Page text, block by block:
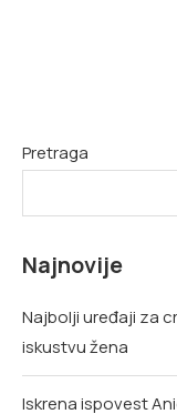
Pretraga
Najnovije
Najbolji uređaji za
iskustvu žena
Iskrena ispovest